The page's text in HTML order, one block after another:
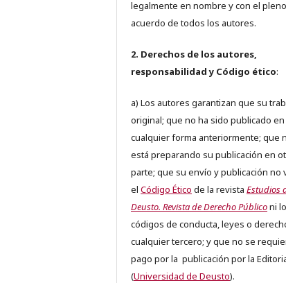
legalmente en nombre y con el pleno
acuerdo de todos los autores.
2. Derechos de los autores,
responsabilidad y Código ético:
a) Los autores garantizan que su
original; que no ha sido publicado en
cualquier forma anteriormente; que
está preparando su publicación en
parte; que su envío y publicación no
el Código Ético de la revista Estudios
Deusto. Revista de Derecho Públiconi
códigos de conducta, leyes o
cualquier tercero; y que no se
pago por la publicación por la
(Universidad de Deusto).